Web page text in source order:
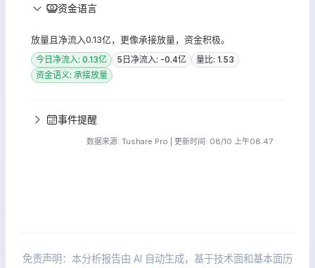
资金语言
放量且净流入0.13亿，更像承接放量，资金积极。
今日净流入: 0.13亿 5日净流入: -0.4亿
量比: 1.53
资金语义: 承接放量
事件提醒
数据来源: Tushare Pro | 更新时间: 08/10 上午08:47
免责声明：本分析报告由 AI 自动生成，基于技术面和基本面历